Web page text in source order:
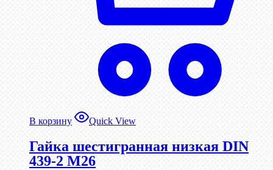
В корзину Quick View
Гайка шестигранная низкая DIN
439-2 М26